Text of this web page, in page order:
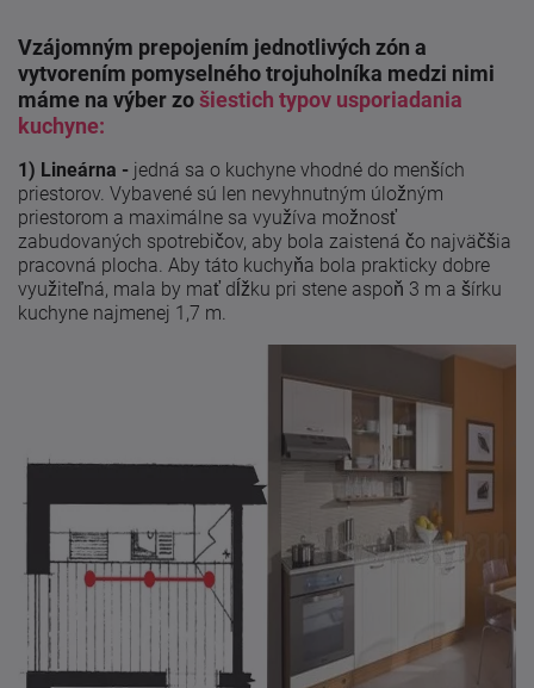
Vzájomným prepojením jednotlivých zón a
vytvorením pomyselného trojuholníka medzi nimi
máme na výber zošiestich typov usporiadania
kuchyne:
1) Lineárna - jedná sa o kuchyne vhodné do menších
priestorov. Vybavené sú len nevyhnutným úložným
priestorom a maximálne sa využíva možnosť
zabudovaných spotrebičov, aby bola zaistená čo najväčšia
pracovná plocha. Aby táto kuchyňa bola prakticky dobre
využiteľná, mala by mať dĺžku pri stene aspoň 3 m a šírku
kuchyne najmenej 1,7 m.